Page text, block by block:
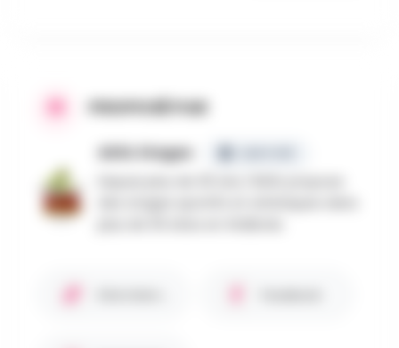
PROPOSÉ PAR
ADSL Stages